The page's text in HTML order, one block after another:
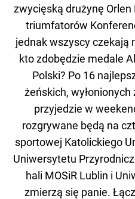
zwycięską drużynę
triumfatorów
jednak wszyscy czekają
kto zdobędzie medale
Polski? Po 16
żeńskich,
przyjedzie w
rozgrywane będą na
sportowej Katolickiego
Uniwersytetu
hali MOSiR Lublin i
zmierzą się panie.